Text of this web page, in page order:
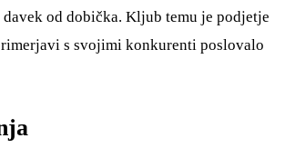
od dobička. Kljub temu je podjetje
s svojimi konkurenti poslovalo